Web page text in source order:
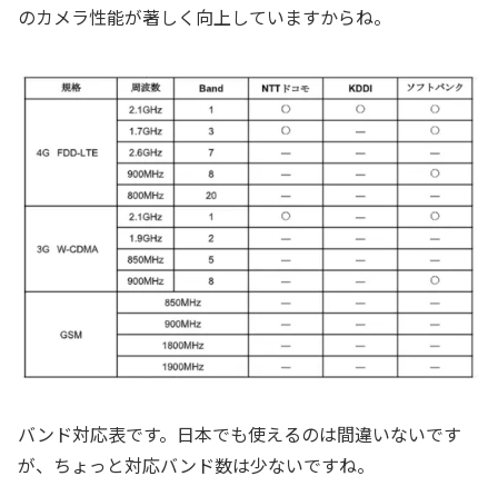
のカメラ性能が著しく向上していますからね。
バンド対応表です。日本でも使えるのは間違いないです
が、ちょっと対応バンド数は少ないですね。